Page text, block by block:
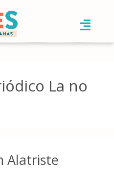
La no
Alatriste